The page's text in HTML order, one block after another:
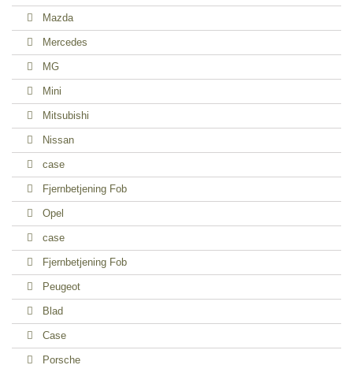
Mazda
Mercedes
MG
Mini
Mitsubishi
Nissan
case
Fjernbetjening Fob
Opel
case
Fjernbetjening Fob
Peugeot
Blad
Case
Porsche